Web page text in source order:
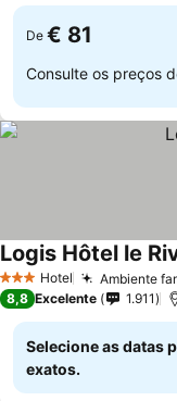
De € 81
Consulte os preços
3 EstrelasHotel Ambiente
Logis Hôtel le
8,8 Excelente 1.911
Selecione as datas
exatos.